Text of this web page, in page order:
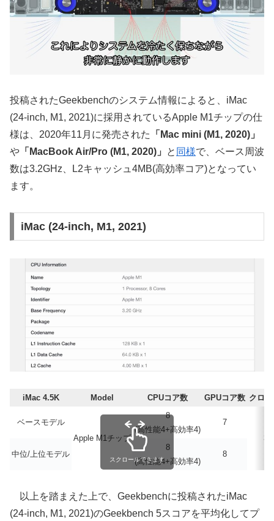
投稿されたGeekbenchのシステム情報によると、iMac
(24-inch, M1, 2021)に採用されているApple M1チップの仕
様は、2020年11月に発売された
「Mac mini (M1, 2020)」
や 「MacBook Air/Pro (M1, 2020)」 と 同様で、ベース周波
数は3.2GHz、L2キャッシュ4MB(高効率コア)となってい
ます。
iMac (24-inch, M1, 2021)
iMac 4.5K Model CPUコア数 GPUコア数 クロ
ベースモデル
Apple M1チップ
8
(高性能4+高効率4)
7
中位/上位モデル
8
(高性能4+高効率4)
8
スクロールできます
以上を踏まえた上で、Geekbenchに投稿されたiMac
(24-inch, M1, 2021)のGeekbench 5スコアを平均化してプ